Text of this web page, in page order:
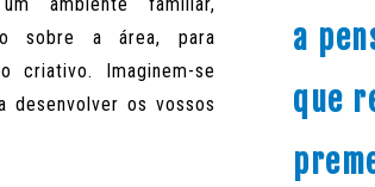
sobre a área, para
criativo. Imaginem-se
desenvolver osvossos
a
que